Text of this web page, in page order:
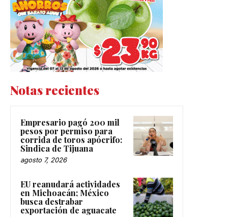
Notas recientes
Empresario pagó 200 mil
pesos por permiso para
corrida de toros apócrifo:
Sindica de Tijuana
agosto 7, 2026
EU reanudará actividades
en Michoacán; México
busca destrabar
exportación de aguacate